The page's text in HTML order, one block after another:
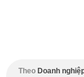
Theo Doanh